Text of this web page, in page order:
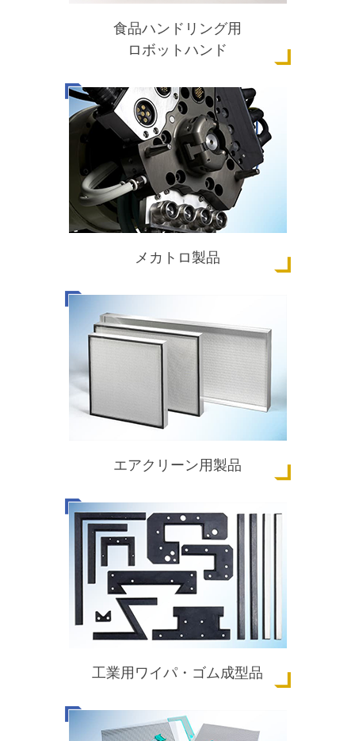
食品ハンドリング用
ロボットハンド
メカトロ製品
エアクリーン用製品
工業用ワイパ・ゴム成型品